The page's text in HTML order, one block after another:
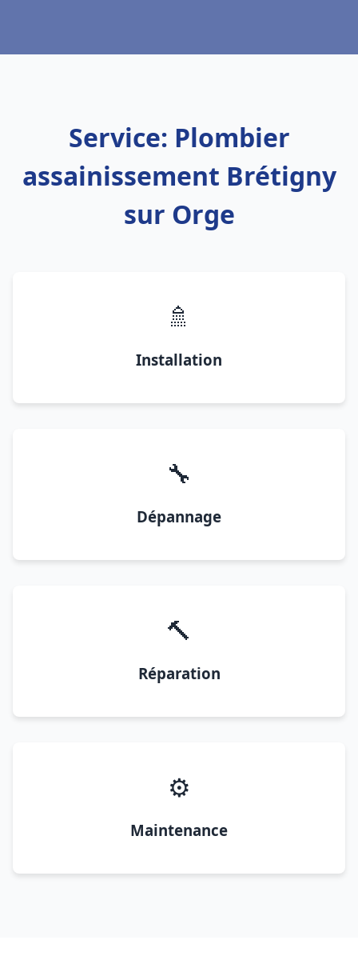
Service: Plombier
assainissement Brétigny
sur Orge
🚿
Installation
🔧
Dépannage
🔨
Réparation
⚙️
Maintenance